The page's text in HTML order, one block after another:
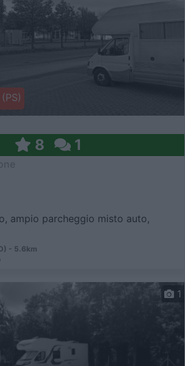
8 1
ampio parcheggio misto auto,
- 5.6km
1